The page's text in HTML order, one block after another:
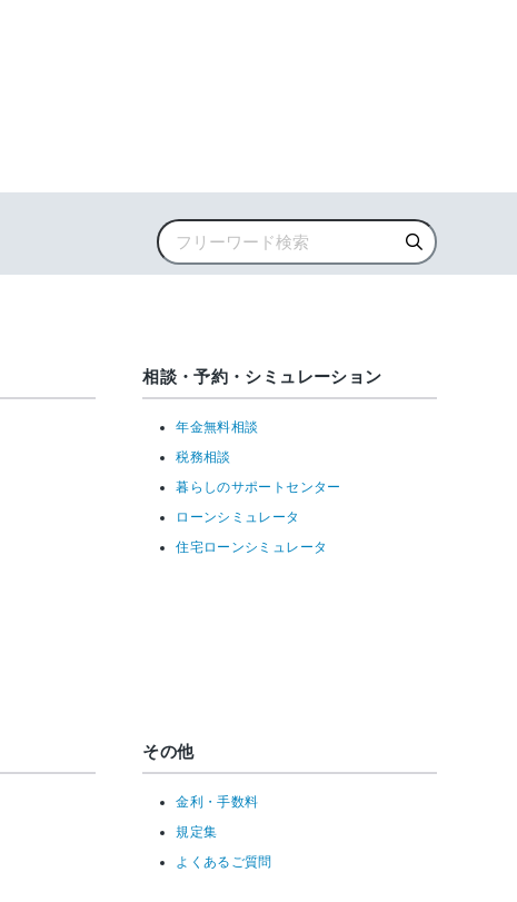
相談・予約・シミュレーション
年金無料相談
税務相談
暮らしのサポートセンター
ローンシミュレータ
住宅ローンシミュレータ
その他
金利・手数料
規定集
よくあるご質問